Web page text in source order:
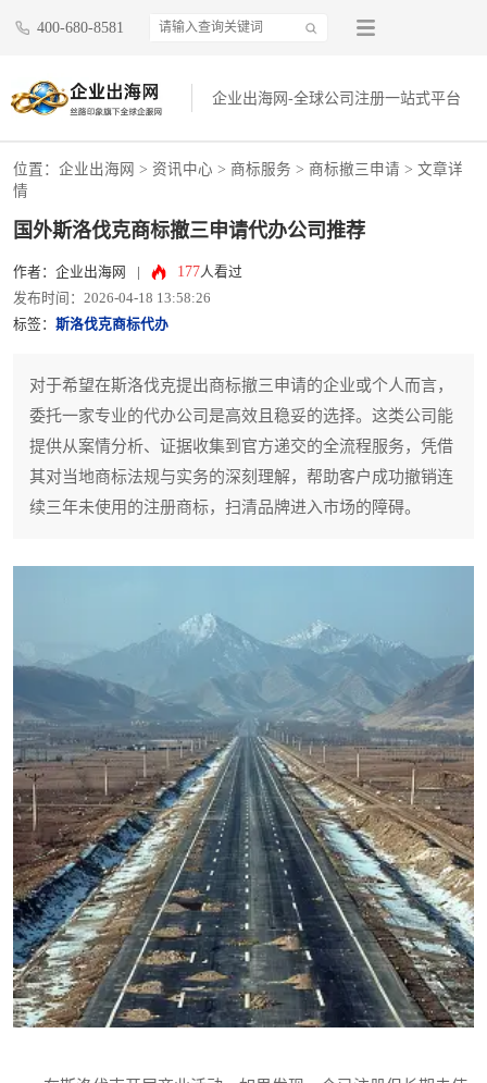
400-680-8581
企业出海网-全球公司注册一站式平台
位置： 企业出海网 > 资讯中心 > 商标服务 > 商标撤三申请 > 文章详
情
国外斯洛伐克商标撤三申请代办公司推荐
作者：企业出海网 177人看过
发布时间：2026-04-18 13:58:26
标签： 斯洛伐克商标代办
对于希望在斯洛伐克提出商标撤三申请的企业或个人而言，
委托一家专业的代办公司是高效且稳妥的选择。这类公司能
提供从案情分析、证据收集到官方递交的全流程服务，凭借
其对当地商标法规与实务的深刻理解，帮助客户成功撤销连
续三年未使用的注册商标，扫清品牌进入市场的障碍。